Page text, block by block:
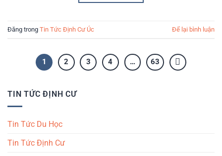
Đăng trong Tin Tức Định Cư Úc Để lại bình luận
1 2 3 4 … 63
TIN TỨC ĐỊNH CƯ
Tin Tức Du Học
Tin Tức Định Cư